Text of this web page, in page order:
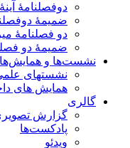
دوفصلنامۀ
ضمیمۀ
دو فصلنامۀ
ضمیمۀ دو
نشست‌ها و همایش‌ها
نشستهای
همایش های
گالری
گزارش
پادکست‌ها
ویدئو